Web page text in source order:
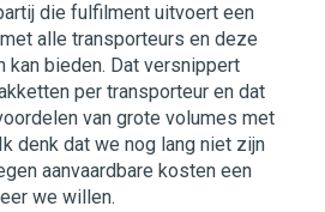
die fulfilment uitvoert een
alle transporteurs en deze
kan bieden. Dat versnippert
per transporteur en dat
van grote volumes met
denk dat we nog lang niet zijn
aanvaardbare kosten een
we willen.